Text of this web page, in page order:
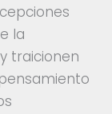
la
traicionen